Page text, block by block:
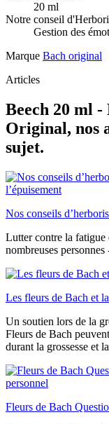
20 ml
Notre conseil
Gestion des
Marque Bach original
Articles
Beech 20 ml -
Original, nos
sujet.
Nos conseils
Lutter contre la fatigue
nombreuses
Les fleurs de Bach et
Un soutien lors de la
Fleurs de Bach
durant la grossesse et
Fleurs de Bach